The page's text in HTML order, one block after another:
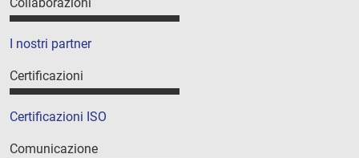
I nostri partner
Certificazioni
Certificazioni ISO
Comunicazione